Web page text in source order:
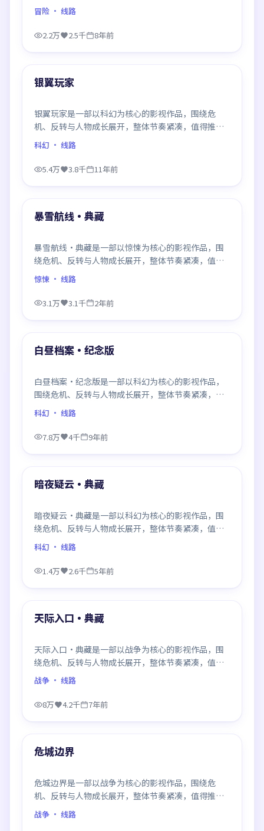
观看。
冒险 · 线路
2.2万 2.5千 8年前
最新
银翼玩家
银翼玩家是一部以科幻为核心的影视作品，围绕危
机、反转与人物成长展开，整体节奏紧凑，值得推荐
观看。
科幻 · 线路
5.4万 3.8千 11年前
最新
暴雪航线·典藏
暴雪航线·典藏是一部以惊悚为核心的影视作品，围
绕危机、反转与人物成长展开，整体节奏紧凑，值得
推荐观看。
惊悚 · 线路
3.1万 3.1千 2年前
最新
白昼档案·纪念版
白昼档案·纪念版是一部以科幻为核心的影视作品，
围绕危机、反转与人物成长展开，整体节奏紧凑，值
得推荐观看。
科幻 · 线路
7.8万 4千 9年前
最新
暗夜疑云·典藏
暗夜疑云·典藏是一部以科幻为核心的影视作品，围
绕危机、反转与人物成长展开，整体节奏紧凑，值得
推荐观看。
科幻 · 线路
1.4万 2.6千 5年前
最新
天际入口·典藏
天际入口·典藏是一部以战争为核心的影视作品，围
绕危机、反转与人物成长展开，整体节奏紧凑，值得
推荐观看。
战争 · 线路
8万 4.2千 7年前
最新
危城边界
危城边界是一部以战争为核心的影视作品，围绕危
机、反转与人物成长展开，整体节奏紧凑，值得推荐
观看。
战争 · 线路